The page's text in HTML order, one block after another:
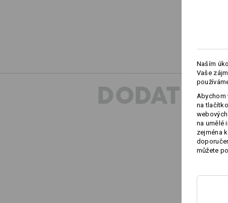
Naším
Vaše
Abychom
na
na umělé
zejména
můžete